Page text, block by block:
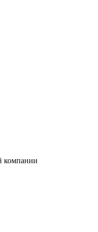
компании